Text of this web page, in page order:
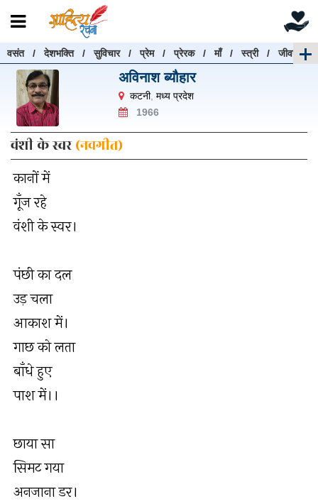
वसंत/देशभक्ति/सुविचार/प्रेम/प्रेरक/माँ/स्त्री/जीवन
अविनाश ब्यौहार
कटनी, मध्य प्रदेश
1966
वंशी के स्वर(नवगीत)
कानों में
गूँज रहे
वंशी के स्वर।
पंछी का दल
उड़ चला
आकाश में।
गाछ को लता
बाँधे हुए
पाश में।।
छाया सा
सिमट गया
अनजाना डर।
रचनाएँ खोजें
रचनाएँ खोजने के लिए नीचे दी गई बॉक्स में हिन्दी में लिखें और
"खोजें" बटन पर क्लिक करें